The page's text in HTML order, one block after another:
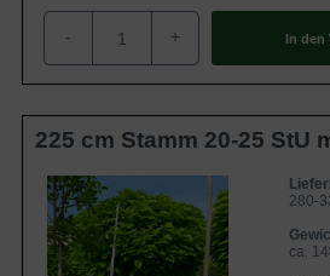
- + In den
225 cm Stamm 20-25 StU
280-
ca.